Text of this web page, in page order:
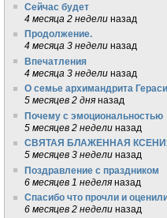
Сейчас будет
4 месяца 2 недели назад
Продолжение.
4 месяца 3 недели назад
Впечатления
4 месяца 3 недели назад
О семье архимандрита
5 месяцев 2 дня назад
Почему с эмоциональностью
5 месяцев 2 недели назад
СВЯТАЯ БЛАЖЕННАЯ
5 месяцев 3 недели назад
Поздравление с праздником
6 месяцев 1 неделя назад
Спасибо что прочли и
6 месяцев 2 недели назад